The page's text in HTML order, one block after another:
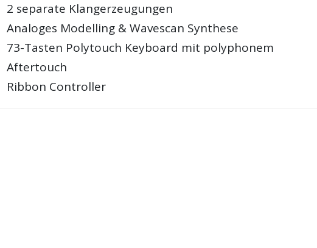
2 separate Klangerzeugungen
Analoges Modelling & Wavescan Synthese
73-Tasten Polytouch Keyboard mit polyphonem
Aftertouch
Ribbon Controller